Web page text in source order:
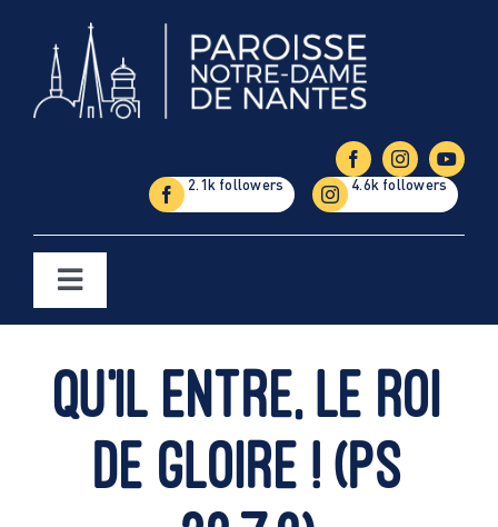
contenu
Toggle
Étapes de la vie
Vie paroissiale
Qu’il entre, le roi
de gloire ! (Ps